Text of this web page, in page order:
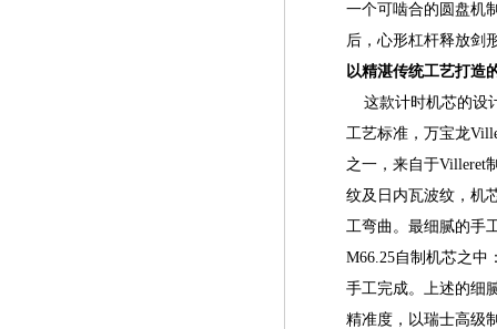
一个可啮合的圆盘机
后，心形杠杆释放剑
以精湛传统工艺打造
这款计时机芯的设
工艺标准，万宝龙
之一，来自于Villeret
纹及日内瓦波纹，机
工弯曲。最细腻的手
M66.25自制机芯之中
手工完成。上述的细
精准度，以瑞士高级